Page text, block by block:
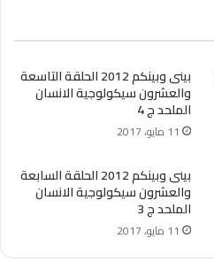
بينى وبينكم 2012 الحلقة التاسعة
والعشرون سيكولوجية الانسان
الملحد ج 4
11 مايو، 2017
بينى وبينكم 2012 الحلقة السابعة
والعشرون سيكولوجية الانسان
الملحد ج 3
11 مايو، 2017